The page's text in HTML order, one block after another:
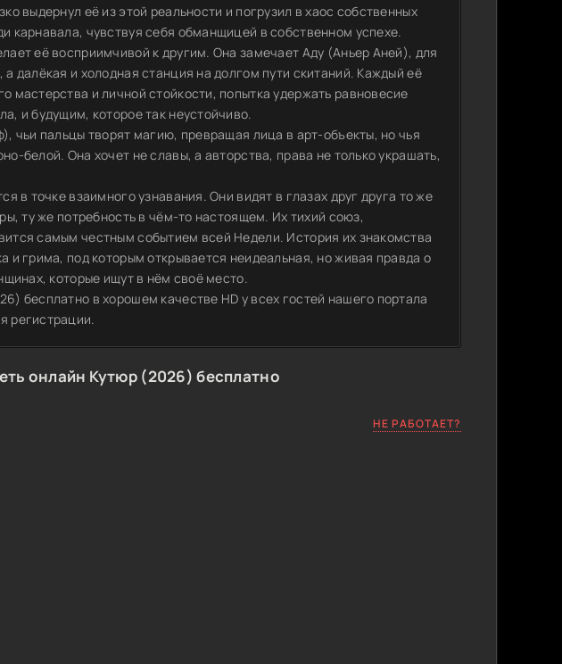
выдернул её из этой реальности и погрузил в хаос собственных
карнавала, чувствуя себя обманщицей в собственном успехе.
её восприимчивой к другим. Она замечает Аду (Аньер Аней), для
далёкая и холодная станция на долгом пути скитаний. Каждый её
мастерства и личной стойкости, попытка удержать равновесие
и будущим, которое так неустойчиво.
чьи пальцы творят магию, превращая лица в арт-объекты, но чья
белой. Она хочет не славы, а авторства, права не только украшать,
в точке взаимного узнавания. Они видят в глазах друг друга то же
ту же потребность в чём-то настоящем. Их тихий союз,
самым честным событием всей Недели. История их знакомства
и грима, под которым открывается неидеальная, но живая правда о
которые ищут в нём своё место.
бесплатно в хорошем качестве HD у всех гостей нашего портала
регистрации.
онлайн Кутюр (2026) бесплатно
НЕ РАБОТАЕТ?